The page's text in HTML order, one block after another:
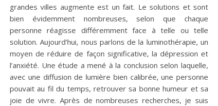
grandes villes augmente est un fait. Le solutions et sont
bien évidemment nombreuses, selon que chaque
personne réagisse différemment face à telle ou telle
solution. Aujourd’hui, nous parlons de la luminothérapie, un
moyen de réduire de façon significative, la dépression et
l’anxiété. Une étude a mené à la conclusion selon laquelle,
avec une diffusion de lumière bien calibrée, une personne
pouvait au fil du temps, retrouver sa bonne humeur et sa
joie de vivre. Après de nombreuses recherches, je suis